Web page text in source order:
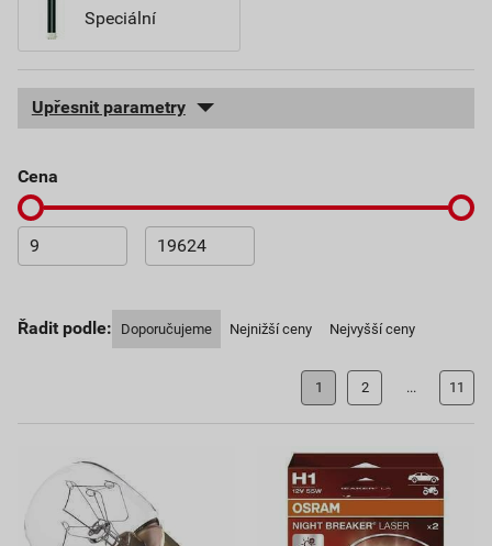
Speciální
Upřesnit parametry
cena
Řadit podle: Doporučujeme Nejnižší ceny Nejvyšší ceny
1 2 ... 11